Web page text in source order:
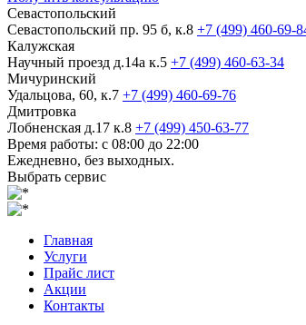
Севастопольский
Севастопольский пр. 95 б, к.8 +7 (499) 460-69-
Калужская
Научный проезд д.14а к.5 +7 (499) 460-63-34
Мичуринский
Удальцова, 60, к.7 +7 (499) 460-69-76
Дмитровка
Лобненская д.17 к.8 +7 (499) 450-63-77
Время работы: с 08:00 до 22:00
Ежедневно, без выходных.
Выбрать сервис
Главная
Услуги
Прайс лист
Акции
Контакты